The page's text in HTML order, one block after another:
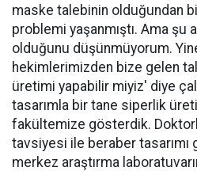
maske talebinin olduğundan
problemi yaşanmıştı. Ama şu
olduğunu düşünmüyorum.
hekimlerimizden bize gelen
üretimi yapabilir miyiz' diye
tasarımla bir tane siperlik
fakültemize gösterdik.
tavsiyesi ile beraber tasarımı
merkez araştırma